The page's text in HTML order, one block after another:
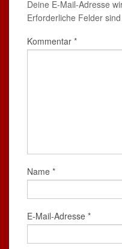
Deine E-Mail-Adresse
Erforderliche Felder
Kommentar *
Name *
E-Mail-Adresse *